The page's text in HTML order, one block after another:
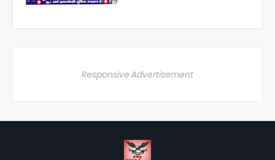
Responsive Advertisement